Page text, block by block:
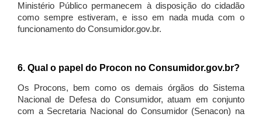
Ministério Público permanecem à disposição do cidadão
como sempre estiveram, e isso em nada muda com o
funcionamento do Consumidor.gov.br.
6. Qual o papel do Procon no Consumidor.gov.br?
Os Procons, bem como os demais órgãos do Sistema
Nacional de Defesa do Consumidor, atuam em conjunto
com a Secretaria Nacional do Consumidor (Senacon) na